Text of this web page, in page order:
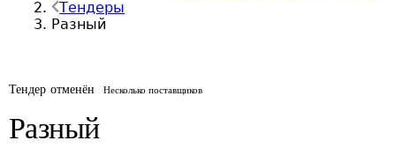
Тендеры
Разный
Тендер отменён Несколько поставщиков
Разный